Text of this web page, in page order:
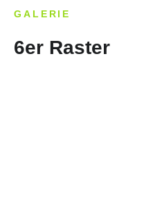
GALERIE
6er Raster